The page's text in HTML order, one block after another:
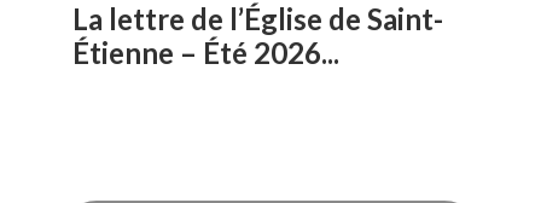
La lettre de l’Église de Saint-
Étienne – Été 2026...